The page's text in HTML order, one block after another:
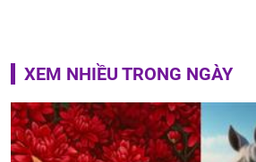
XEM NHIỀU TRONG NGÀY